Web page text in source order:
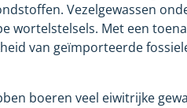
Vezelgewassen
wortelstelsels. Met een
van geïmporteerde
boeren veel eiwitrijke